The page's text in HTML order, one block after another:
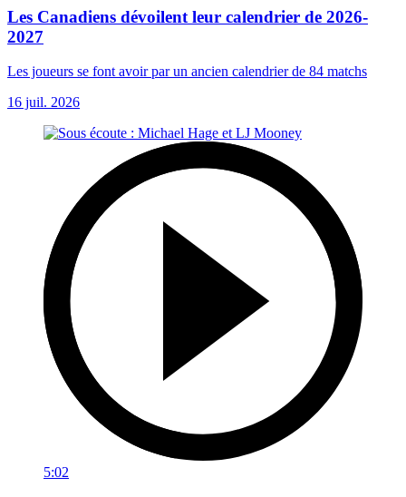
Les Canadiens dévoilent leur calendrier de 2026-
2027
Les joueurs se font avoir par un ancien calendrier de 84 matchs
16 juil. 2026
5:02